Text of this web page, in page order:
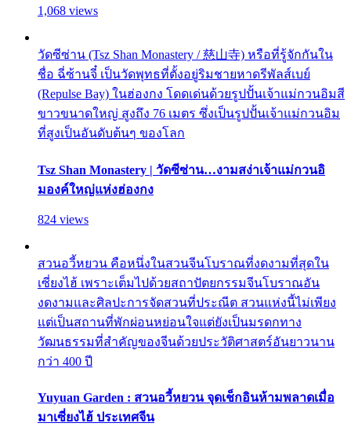
1,068 views
วัดซีซ่าน (Tsz Shan Monastery / 慈山寺) หรือที่รู้จักกันใน
ชื่อ ฉี่ซ้านจี๋ เป็นวัดพุทธที่ตั้งอยู่ริมชายหาดรีพัลส์เบย์
(Repulse Bay) ในฮ่องกง โดดเด่นด้วยรูปปั้นเจ้าแม่กวนอิมสี
ขาวขนาดใหญ่ สูงถึง 76 เมตร ซึ่งเป็นรูปปั้นเจ้าแม่กวนอิม
ที่สูงเป็นอันดับต้นๆ ของโลก
Tsz Shan Monastery | วัดซีซ่าน…งามสง่าเจ้าแม่กวนอิ
มองค์ใหญ่แห่งฮ่องกง
824 views
สวนอวี้หยวน คือหนึ่งในสวนจีนโบราณที่งดงามที่สุดใน
เซี่ยงไฮ้ เพราะเต็มไปด้วยสถาปัตยกรรมจีนโบราณอัน
งดงามและศิลปะการจัดสวนที่ประณีต สวนแห่งนี้ไม่เพียง
แต่เป็นสถานที่พักผ่อนหย่อนใจแต่ยังเป็นมรดกทาง
วัฒนธรรมที่สำคัญของจีนด้วยประวัติศาสตร์อันยาวนาน
กว่า 400 ปี
Yuyuan Garden : สวนอวี้หยวน จุดเช็กอินห้ามพลาดเมื่อ
มาเซี่ยงไฮ้ ประเทศจีน